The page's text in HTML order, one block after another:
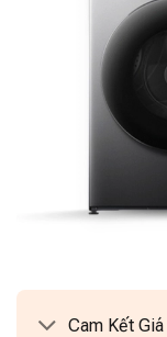
Cam Kết